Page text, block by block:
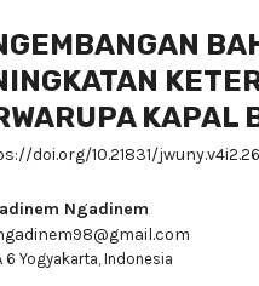
KAPAL
doi.org/10.21831/
Ngadinem
6 Yogyakarta, Indonesia